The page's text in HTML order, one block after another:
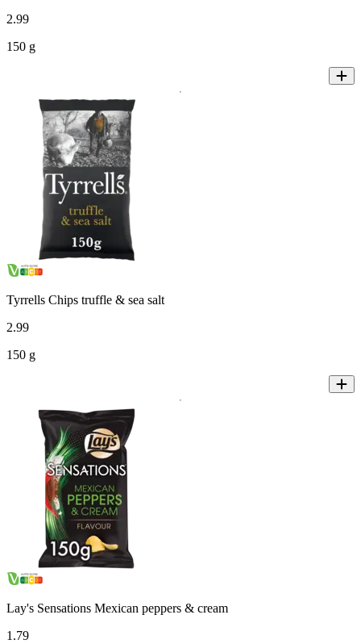
2.99
150 g
Tyrrells Chips truffle & sea salt
2.99
150 g
Lay's Sensations Mexican peppers & cream
1 .79